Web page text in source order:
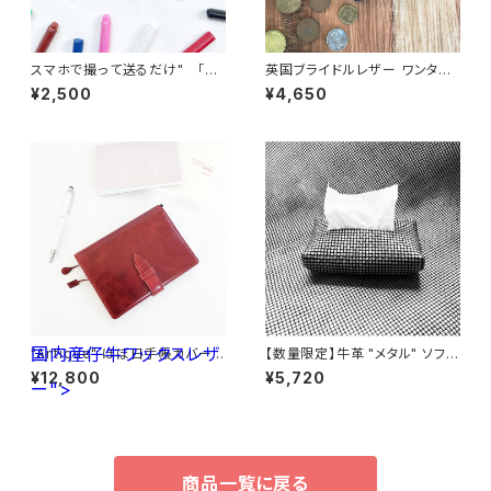
スマホで撮って送るだけ" 「子
供の絵」から作る世界で一つの
キーホルダー マスタードイエ
¥2,500
英国ブライドルレザー ワンタッ
チコインケース＜Black＞ ☆ギ
フト包装無料☆名入れ刻印無料
¥4,650
国内産仔牛ワックスレザ
ー">
"Antique" ほぼ日手帳カバーA
6サイズ <D.Red> 国内産仔
牛ワックスレザー
¥12,800
【数量限定】牛革 "メタル" ソフト
ティッシュケース（ソフトパック専
用）
¥5,720
商品一覧に戻る